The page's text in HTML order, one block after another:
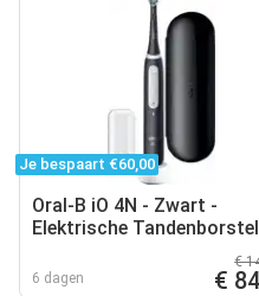
Je bespaart €60,00
Oral-B iO 4N - Zwart -
Elektrische
6 dagen
€
€